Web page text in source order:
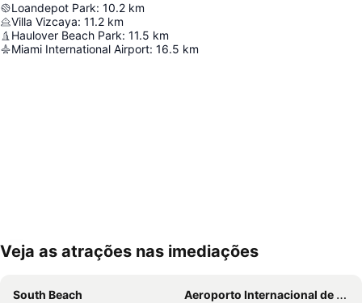
Loandepot Park: 10.2 km
Villa Vizcaya: 11.2 km
Haulover Beach Park: 11.5 km
Miami International Airport: 16.5 km
Ampliar mapa
Veja as atrações nas imediações
South Beach
Aeroporto Internacional de Miami